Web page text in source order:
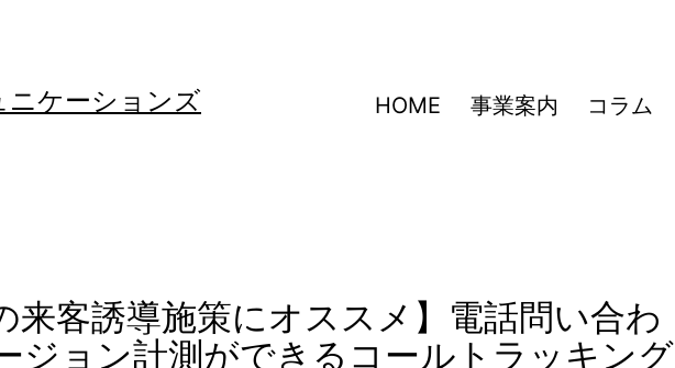
ニケーションズ HOME 事業案内 コラム
来客誘導施策にオススメ】電話問い合わ
ジョン計測ができるコールトラッキング